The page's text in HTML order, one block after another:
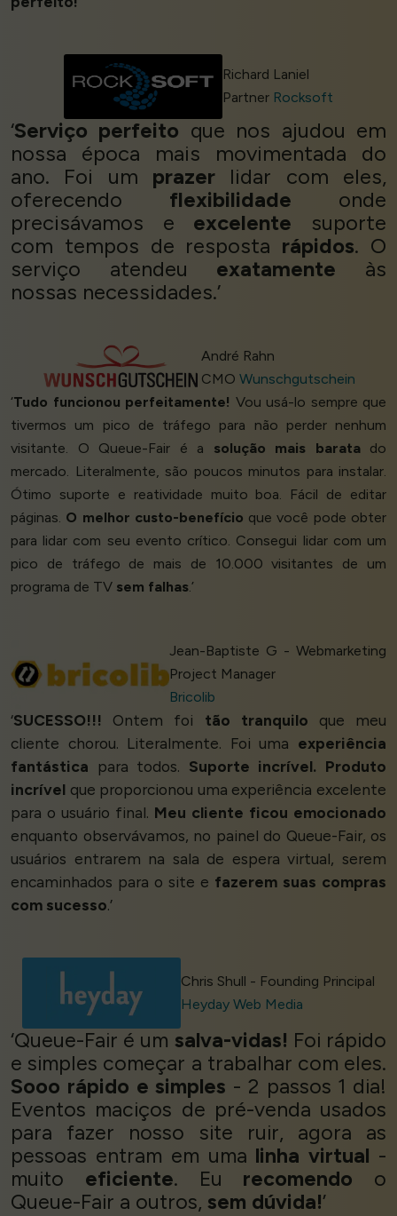
Richard Laniel
Partner Rocksoft
‘Serviço perfeito que nos ajudou em
nossa época mais movimentada do
ano. Foi um prazer lidar com eles,
oferecendo flexibilidade onde
precisávamos e excelente suporte
com tempos de resposta rápidos. O
serviço atendeu exatamente às
nossas necessidades.’
André Rahn
CMO Wunschgutschein
‘Tudo funcionou perfeitamente! Vou usá-lo sempre que
tivermos um pico de tráfego para não perder nenhum
visitante. O Queue-Fair é a solução mais baratado
mercado. Literalmente, são poucos minutos para instalar.
Ótimo suporte e reatividade muito boa. Fácil de editar
páginas. O melhor custo-benefício que você pode obter
para lidar com seu evento crítico. Consegui lidar com um
pico de tráfego de mais de 10.000 visitantes de um
programa de TV sem falhas.’
Jean-Baptiste G - Webmarketing
Project Manager
Bricolib
‘SUCESSO!!! Ontem foi tão tranquilo que meu
cliente chorou. Literalmente. Foi uma experiência
fantástica para todos. Suporte incrível. Produto
incrível que proporcionou uma experiência excelente
para o usuário final. Meu cliente ficou emocionado
enquanto observávamos, no painel do Queue-Fair, os
usuários entrarem na sala de espera virtual, serem
encaminhados para o site e fazerem suas compras
com sucesso.’
Chris Shull - Founding Principal
Heyday Web Media
‘Queue-Fair é um salva-vidas! Foi rápido
e simples começar a trabalhar com eles.
Sooo rápido e simples - 2 passos 1 dia!
Eventos maciços de pré-venda usados
para fazer nosso site ruir, agora as
pessoas entram em uma linha virtual -
muito eficiente. Eu recomendo o
Queue-Fair a outros, sem dúvida!’